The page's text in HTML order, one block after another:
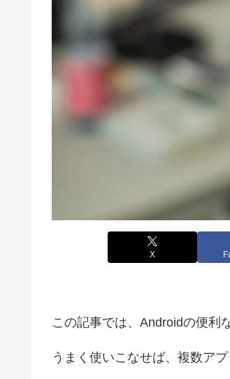
X
この記事では、Androidの便利
うまく使いこなせば、複数ア